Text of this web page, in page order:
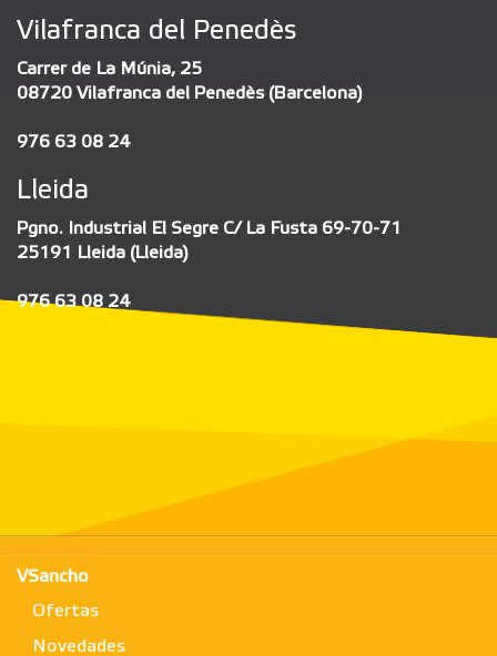
Vilafranca del Penedès
Carrer de La Múnia, 25
08720 Vilafranca del Penedès (Barcelona)
976 63 08 24
Lleida
Pgno. Industrial El Segre C/ La Fusta 69-70-71
25191 Lleida (Lleida)
976 63 08 24
VSancho
Ofertas
Novedades